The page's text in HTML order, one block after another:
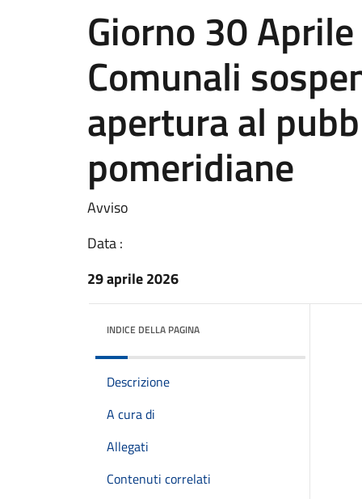
Giorno 30
Comunali
apertura al
pomeridiane
Avviso
Data :
29 aprile 2026
INDICE DELLA PAGINA
Descrizione
A cura di
Allegati
Contenuti correlati